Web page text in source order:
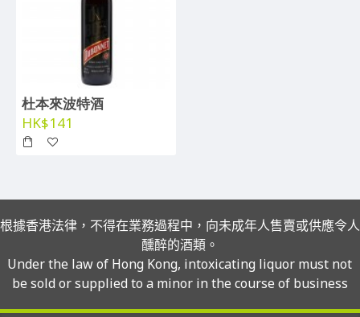
杜本來波特酒
HK$141
根據香港法律，不得在業務過程中，向未成年人售賣或供應令人
醺醉的酒類。
Under the law of Hong Kong, intoxicating liquor must not
be sold or supplied to a minor in the course of business